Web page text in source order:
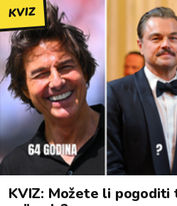
KVIZ
KVIZ: Možete li